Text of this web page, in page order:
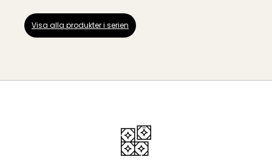
Visa alla produkter i serien